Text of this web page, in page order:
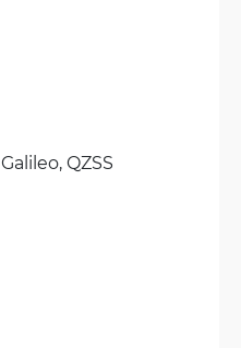
Galileo, QZSS